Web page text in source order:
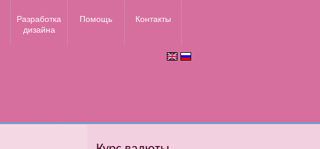
Разработка
дизайна
Помощь Контакты